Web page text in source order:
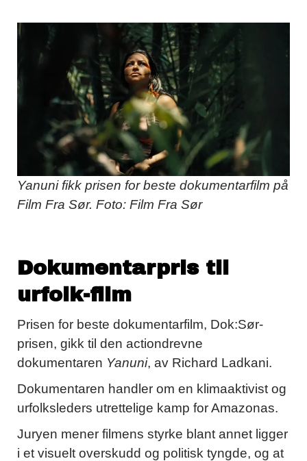
Yanuni fikk prisen for beste dokumentarfilm på
Film Fra Sør. Foto: Film Fra Sør
Dokumentarpris til
urfolk-film
Prisen for beste dokumentarfilm, Dok:Sør-
prisen, gikk til den actiondrevne
dokumentaren Yanuni, av Richard Ladkani.
Dokumentaren handler om en klimaaktivist og
urfolksleders utrettelige kamp for Amazonas.
Juryen mener filmens styrke blant annet ligger
i et visuelt overskudd og politisk tyngde, og at